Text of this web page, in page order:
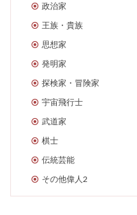
政治家
王族・貴族
思想家
発明家
探検家・冒険家
宇宙飛行士
武道家
棋士
伝統芸能
その他偉人2